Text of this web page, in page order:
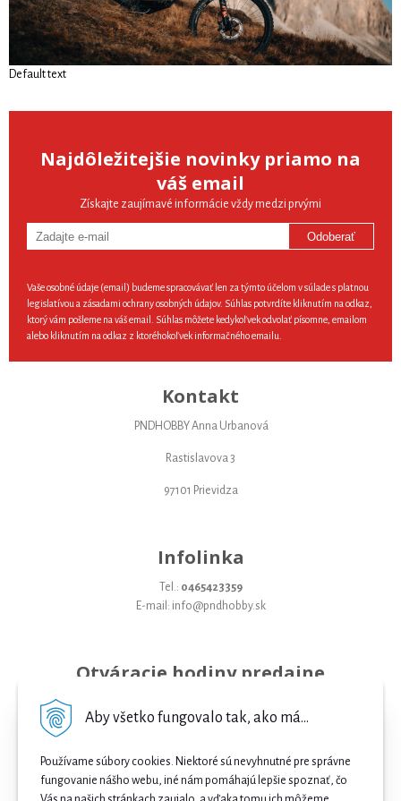
Aby všetko fungovalo tak, ako má...
Používame súbory cookies. Niektoré sú nevyhnutné pre správne
fungovanie nášho webu, iné nám pomáhajú lepšie spoznať, čo
Default text
Najdôležitejšie novinky priamo na
váš email
Získajte zaujímavé informácie vždy medzi prvými
Odoberať
Vaše osobné údaje (email) budeme spracovávať len za týmto účelom v súlade s platnou
legislatívou a zásadami ochrany osobných údajov. Súhlas potvrdíte kliknutím na odkaz,
ktorý vám pošleme na váš email. Súhlas môžete kedykoľvek odvolať písomne, emailom
alebo kliknutím na odkaz z ktoréhokoľvek informačného emailu.
Kontakt
PNDHOBBY Anna Urbanová
Rastislavova 3
97101 Prievidza
Infolinka
Tel.: 0465423359
E-mail: info@pndhobby.sk
Otváracie hodiny predajne
Streda 09-17